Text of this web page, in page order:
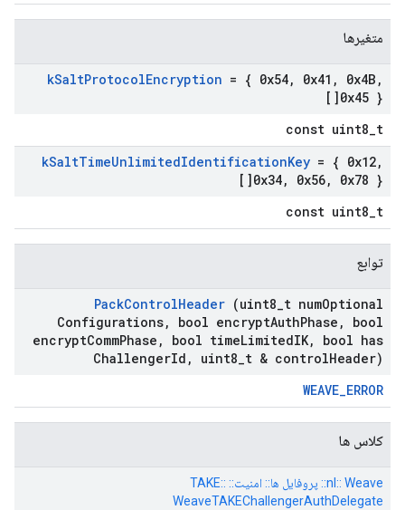
متغیرها
kSaltProtocolEncryption = { 0x54, 0x41 , 0x4B ,
0x45 }[]
const uint8_t
kSaltTimeUnlimitedIdentificationKey = { 0x12,
0x34, 0x56,
0x78 }[]
const uint8_t
توابع
PackControlHeader (uint8 t numOptional
Configurations, bool encryptAuthPhase ,
bool
encryptCommPhase , bool timeLimitedIK,
bool has
ChallengerId , uint8 t & controlHeader)
WEAVE_ERROR
کلاس ها
nl:: Weave:: پروفایل ها:: امنیت:: TAKE::
WeaveTAKEChallengerAuthDelegate